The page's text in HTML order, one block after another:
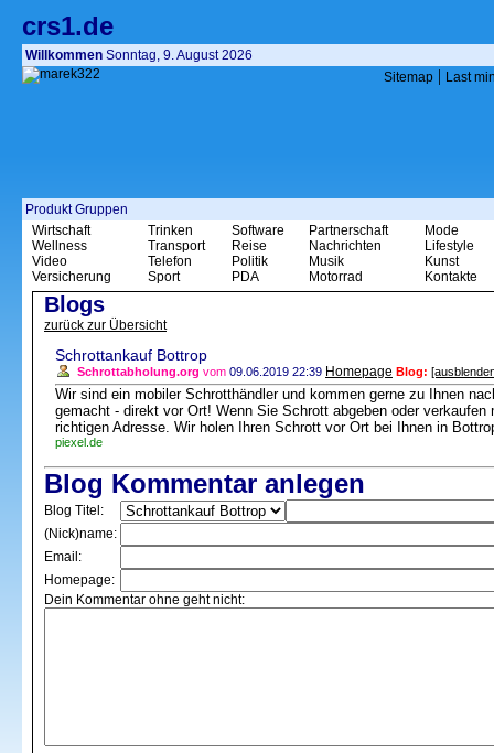
crs1.de
Willkommen Sonntag, 9. August 2026
Sitemap | Last
Produkt Gruppen
Wirtschaft
Wellness
Video
Versicherung
Trinken
Transport
Telefon
Sport
Software
Reise
Politik
PDA
Partnerschaft
Nachrichten
Musik
Motorrad
Mode
Lifestyle
Kunst
Kontakte
Blogs
zurück zur Übersicht
Schrottankauf Bottrop
Schrottabholung.org vom 09.06.2019 22:39 Homepage Blog:
Wir sind ein mobiler Schrotthändler und kommen gerne zu Ihnen
gemacht - direkt vor Ort! Wenn Sie Schrott abgeben oder
richtigen Adresse. Wir holen Ihren Schrott vor Ort bei Ihnen in
piexel.de
Blog Kommentar anlegen
Blog Titel:
(Nick)name:
Email:
Homepage:
Dein Kommentar ohne geht nicht: